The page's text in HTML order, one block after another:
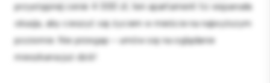
przystępnej cenie 4 000 zł, ten apartament to wspaniała
okazja, aby cieszyć się życiem w mieście na najwyższym
poziomie. Nie przegap – umów się na oglądanie
mieszkania już dziś!